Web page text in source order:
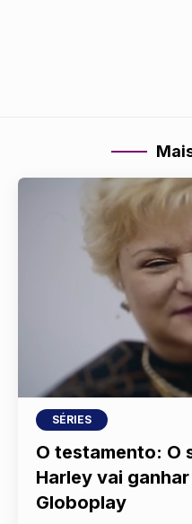
SÉRIES
O testamento: O
Harley vai
Globoplay